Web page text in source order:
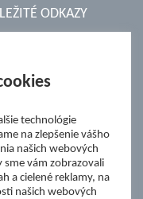
ODKAZY
Železiarne
s.r.o.
Podbrezová
a.s.
technológie
na zlepšenie vášho
našich webových
vám zobrazovali
a cielené reklamy, na
našich webových